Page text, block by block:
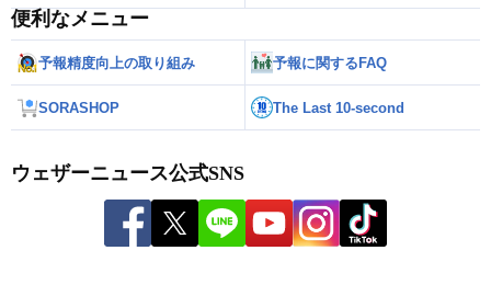
便利なメニュー
予報精度向上の取り組み 予報に関するFAQ
SORASHOP The Last 10-second
ウェザーニュース公式SNS